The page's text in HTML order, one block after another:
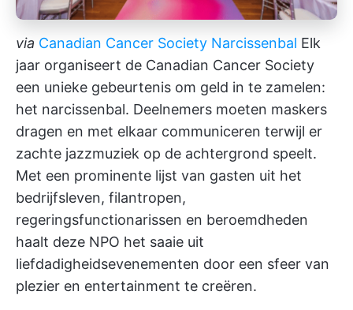
via Canadian Cancer Society Narcissenbal Elk
jaar organiseert de Canadian Cancer Society
een unieke gebeurtenis om geld in te zamelen:
het narcissenbal. Deelnemers moeten maskers
dragen en met elkaar communiceren terwijl er
zachte jazzmuziek op de achtergrond speelt.
Met een prominente lijst van gasten uit het
bedrijfsleven, filantropen,
regeringsfunctionarissen en beroemdheden
haalt deze NPO het saaie uit
liefdadigheidsevenementen door een sfeer van
plezier en entertainment te creëren.